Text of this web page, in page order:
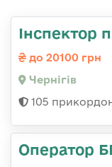
Інспектор
до 20100 грн
Чернігів
105
Оператор